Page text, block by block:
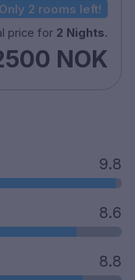
kr 250,-.
lufthavn
Only 2 rooms left!
price for 2 Nights.
NOK
9.8
8.6
8.8